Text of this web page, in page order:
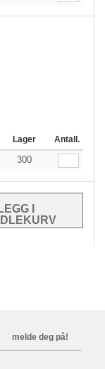
Lager Antall.
300
melde deg på!